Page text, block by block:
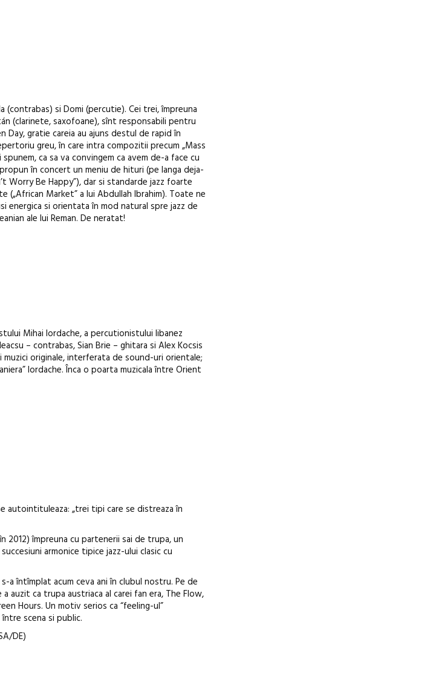
si Domi (percutie). Cei trei, împreuna
(clarinete, saxofoane), sînt responsabili pentru
Day, gratie careia au ajuns destul de rapid în
greu, în care intra compozitii precum „Mass
ca sa va convingem ca avem de-a face cu
în concert un meniu de hituri (pe langa deja-
Worry Be Happy”), dar si standarde jazz foarte
(„African Market” a lui Abdullah Ibrahim). Toate ne
si orientata în mod natural spre jazz de
ale lui Reman. De neratat!
Mihai Iordache, a percutionistului libanez
– contrabas, Sian Brie – ghitara si Alex Kocsis
muzici originale, interferata de sound-uri orientale;
Iordache. Înca o poarta muzicala între Orient
autointituleaza: „trei tipi care se distreaza în
2012) împreuna cu partenerii sai de trupa, un
armonice tipice jazz-ului clasic cu
a întîmplat acum ceva ani în clubul nostru. Pe de
auzit ca trupa austriaca al carei fan era, The Flow,
Hours. Un motiv serios ca “feeling-ul”
scena si public.
DE)